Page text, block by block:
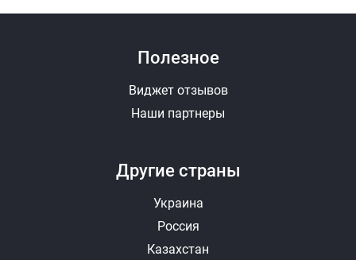
Другие страны
Украина
Россия
Казахстан
Полезное
Виджет отзывов
Наши партнеры